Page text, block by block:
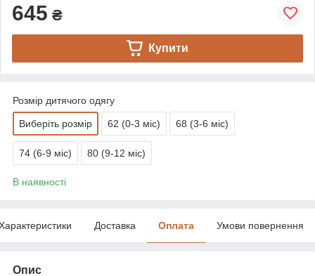
645 ₴
Купити
Розмір дитячого одягу
Виберіть розмір 62 (0-3 міс) 68 (3-6 міс)
74 (6-9 міс) 80 (9-12 міс)
В наявності
Доставка Оплата Умови повернення
Опис